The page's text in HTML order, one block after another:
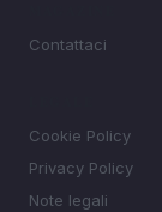
Contattaci
Cookie Policy
Privacy Policy
Note legali